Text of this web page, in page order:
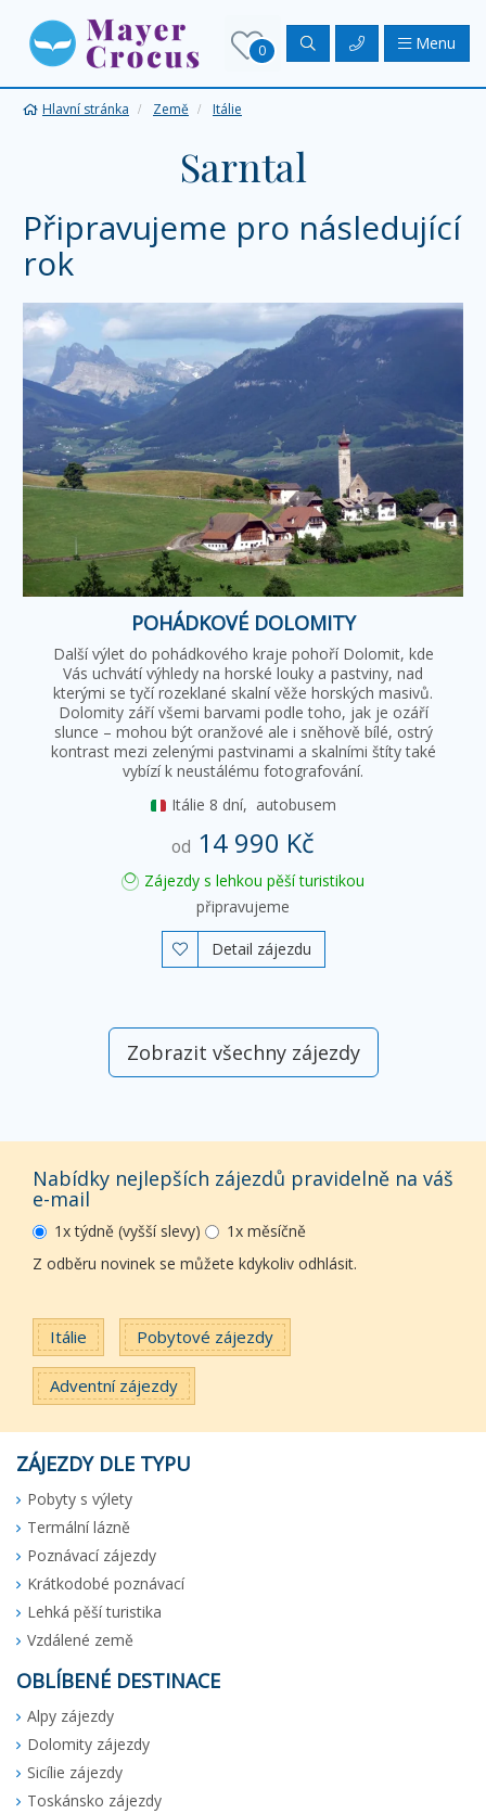
0 Menu
Hlavní stránka Země Itálie
Sarntal
Připravujeme pro následující
rok
POHÁDKOVÉ DOLOMITY
Další výlet do pohádkového kraje pohoří Dolomit, kde
Vás uchvátí výhledy na horské louky a pastviny, nad
kterými se tyčí rozeklané skalní věže horských masivů.
Dolomity září všemi barvami podle toho, jak je ozáří
slunce – mohou být oranžové ale i sněhově bílé, ostrý
kontrast mezi zelenými pastvinami a skalními štíty také
vybízí k neustálému fotografování.
Itálie 8 dní, autobusem
od 14 990 Kč
Zájezdy s lehkou pěší turistikou
připravujeme
 Detail zájezdu
Zobrazit všechny zájezdy
Nabídky nejlepších zájezdů pravidelně na váš
e-mail
1x týdně (vyšší slevy)
1x měsíčně
Z odběru novinek se můžete kdykoliv odhlásit.
Itálie Pobytové zájezdy
Adventní zájezdy
ZÁJEZDY DLE TYPU
Pobyty s výlety
Termální lázně
Poznávací zájezdy
Krátkodobé poznávací
Lehká pěší turistika
Vzdálené země
OBLÍBENÉ DESTINACE
Alpy zájezdy
Dolomity zájezdy
Sicílie zájezdy
Toskánsko zájezdy